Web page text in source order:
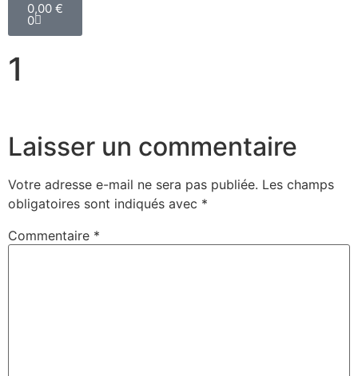
0,00 €
0
1
Laisser un commentaire
Votre adresse e-mail ne sera pas publiée. Les champs
obligatoires sont indiqués avec *
Commentaire *